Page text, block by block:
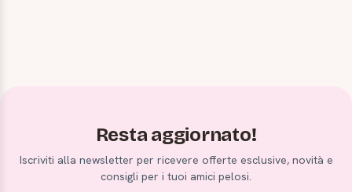
Resta aggiornato!
Iscriviti alla newsletter per ricevere offerte esclusive, novità e
consigli per i tuoi amici pelosi.